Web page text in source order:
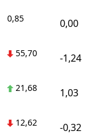
0,85 0,00
55,70 -1,24
21,68 1,03
12,62 -0,32